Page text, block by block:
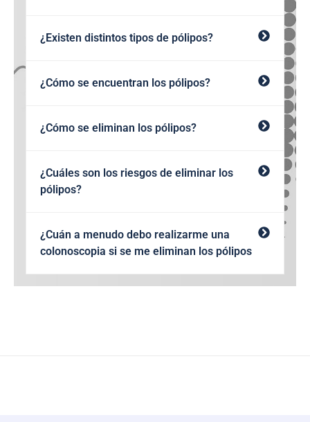
¿Existen distintos tipos de pólipos?
¿Cómo se encuentran los pólipos?
¿Cómo se eliminan los pólipos?
¿Cuáles son los riesgos de eliminar los
pólipos?
¿Cuán a menudo debo realizarme una
colonoscopia si se me eliminan los pólipos